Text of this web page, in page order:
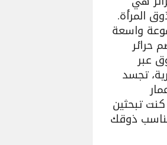
المرأة.
واسعة
حرائر
عبر
تجسد
تبحثين
ذوقك